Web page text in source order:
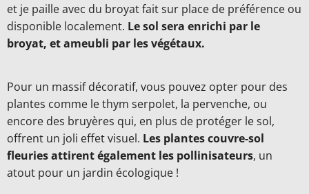
et je paille avec du broyat fait sur place de préférence ou
disponible localement. Le sol sera enrichi par le
broyat, et ameubli par les végétaux.
Pour un massif décoratif, vous pouvez opter pour des
plantes comme le thym serpolet, la pervenche, ou
encore des bruyères qui, en plus de protéger le sol,
offrent un joli effet visuel. Les plantes couvre-sol
fleuries attirent également les pollinisateurs, un
atout pour un jardin écologique !